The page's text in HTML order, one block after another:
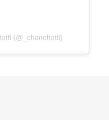
(@_chaneltotti)